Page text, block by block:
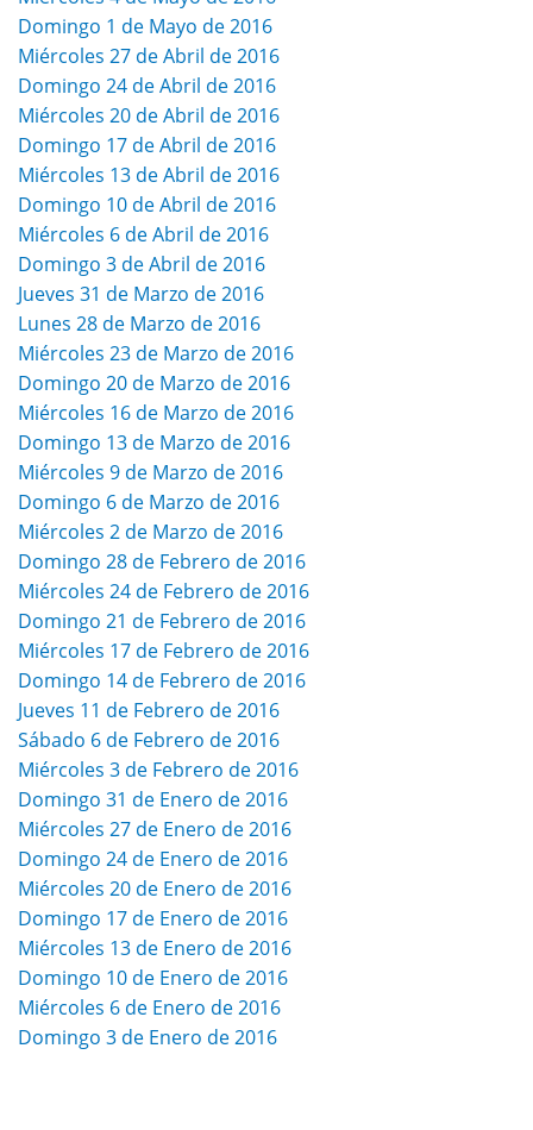
Domingo 1 de Mayo de 2016
Miércoles 27 de Abril de 2016
Domingo 24 de Abril de 2016
Miércoles 20 de Abril de 2016
Domingo 17 de Abril de 2016
Miércoles 13 de Abril de 2016
Domingo 10 de Abril de 2016
Miércoles 6 de Abril de 2016
Domingo 3 de Abril de 2016
Jueves 31 de Marzo de 2016
Lunes 28 de Marzo de 2016
Miércoles 23 de Marzo de 2016
Domingo 20 de Marzo de 2016
Miércoles 16 de Marzo de 2016
Domingo 13 de Marzo de 2016
Miércoles 9 de Marzo de 2016
Domingo 6 de Marzo de 2016
Miércoles 2 de Marzo de 2016
Domingo 28 de Febrero de 2016
Miércoles 24 de Febrero de 2016
Domingo 21 de Febrero de 2016
Miércoles 17 de Febrero de 2016
Domingo 14 de Febrero de 2016
Jueves 11 de Febrero de 2016
Sábado 6 de Febrero de 2016
Miércoles 3 de Febrero de 2016
Domingo 31 de Enero de 2016
Miércoles 27 de Enero de 2016
Domingo 24 de Enero de 2016
Miércoles 20 de Enero de 2016
Domingo 17 de Enero de 2016
Miércoles 13 de Enero de 2016
Domingo 10 de Enero de 2016
Miércoles 6 de Enero de 2016
Domingo 3 de Enero de 2016